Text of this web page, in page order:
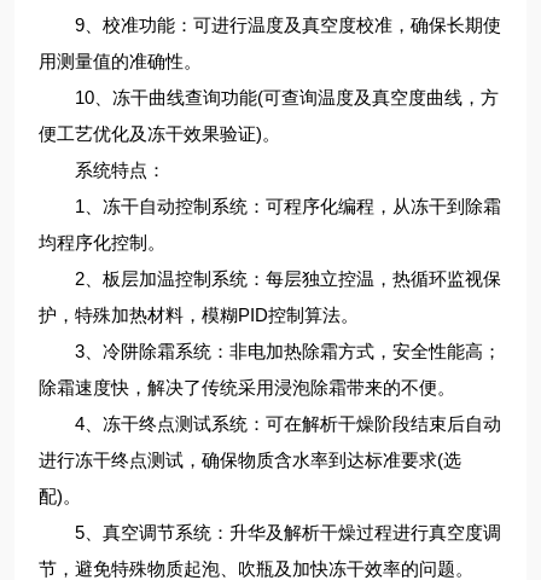
9、校准功能：可进行温度及真空度校准，确保长期使
用测量值的准确性。
10、冻干曲线查询功能(可查询温度及真空度曲线，方
便工艺优化及冻干效果验证)。
系统特点：
1、冻干自动控制系统：可程序化编程，从冻干到除霜
均程序化控制。
2、板层加温控制系统：每层独立控温，热循环监视保
护，特殊加热材料，模糊PID控制算法。
3、冷阱除霜系统：非电加热除霜方式，安全性能高；
除霜速度快，解决了传统采用浸泡除霜带来的不便。
4、冻干终点测试系统：可在解析干燥阶段结束后自动
进行冻干终点测试，确保物质含水率到达标准要求(选
配)。
5、真空调节系统：升华及解析干燥过程进行真空度调
节，避免特殊物质起泡、吹瓶及加快冻干效率的问题。